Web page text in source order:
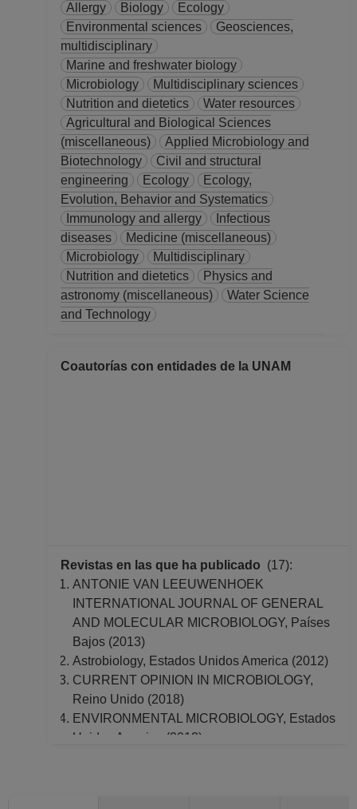
Allergy Biology
Ecology
Environmental sciences
Geosciences,
multidisciplinary
Marine and freshwater biology
Microbiology
Multidisciplinary sciences
Nutrition and dietetics
Water resources
Agricultural and Biological Sciences
(miscellaneous)
Applied Microbiology and
Biotechnology
Civil and structural
engineering
Ecology
Ecology,
Evolution, Behavior and Systematics
Immunology and allergy
Infectious
diseases
Medicine (miscellaneous)
Microbiology
Multidisciplinary
Nutrition and dietetics
Physics and
astronomy (miscellaneous)
Water Science
and Technology
Coautorías con entidades de la UNAM
Revistas en las que ha publicado (17):
ANTONIE VAN LEEUWENHOEK
INTERNATIONAL JOURNAL OF GENERAL
AND MOLECULAR MICROBIOLOGY, Países
Bajos (2013)
Astrobiology, Estados Unidos America (2012)
CURRENT OPINION IN MICROBIOLOGY,
Reino Unido (2018)
ENVIRONMENTAL MICROBIOLOGY, Estados
Unidos America (2012)